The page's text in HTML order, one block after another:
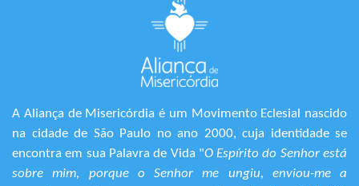
A Aliança de Misericórdia é um Movimento Eclesial nascido
na cidade de São Paulo no ano 2000, cuja identidade se
encontra em sua Palavra de Vida "O Espírito do Senhor está
sobre mim, porque o Senhor me ungiu, enviou-me a